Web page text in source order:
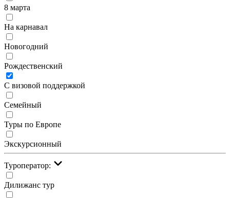
8 марта
На карнавал
Новогодний
Рождественский
С визовой поддержкой
Семейный
Туры по Европе
Экскурсионный
Туроператор:
Дилижанс тур